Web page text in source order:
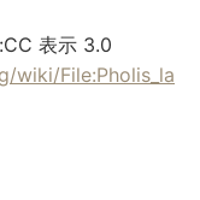
表示 3.0
wiki/File:Pholis_la